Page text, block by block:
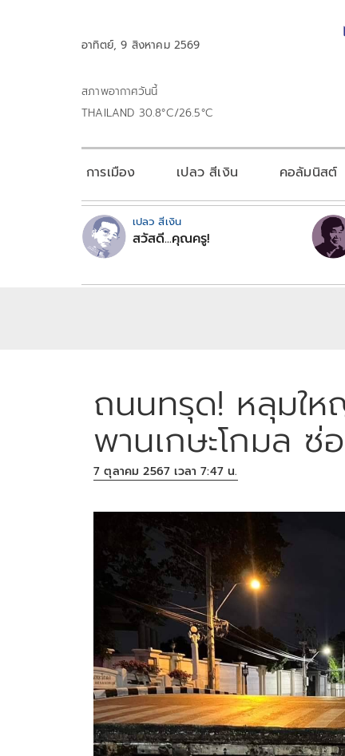
อาทิตย์, 9 สิงหาคม 2569
สภาพอากาศวันนี้
THAILAND 30.8°C/26.5°C
การเมือง เปลว สีเงิน คอลัมนิสต์
เปลว สีเงิน
สวัสดี...คุณครู!
ถนนทรุด! หลุมใ
พานเกษะโกมล ซ่
7 ตุลาคม 2567 เวลา 7:47 น.